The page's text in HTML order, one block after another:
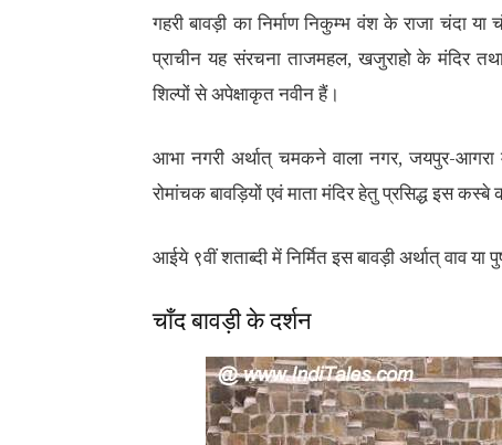
गहरी बावड़ी का निर्माण निकुम्भ वंश के राजा चंदा
प्राचीन यह संरचना ताजमहल, खजुराहो के मंदिर
शिल्पों से अपेक्षाकृत नवीन हैं।
आभा नगरी अर्थात् चमकने वाला नगर, जयपुर-आगरा
रोमांचक बावड़ियों एवं माता मंदिर हेतु प्रसिद्ध इस कस्बे
आईये ९वीं शताब्दी में निर्मित इस बावड़ी अर्थात् वाव
चाँद बावड़ी के दर्शन